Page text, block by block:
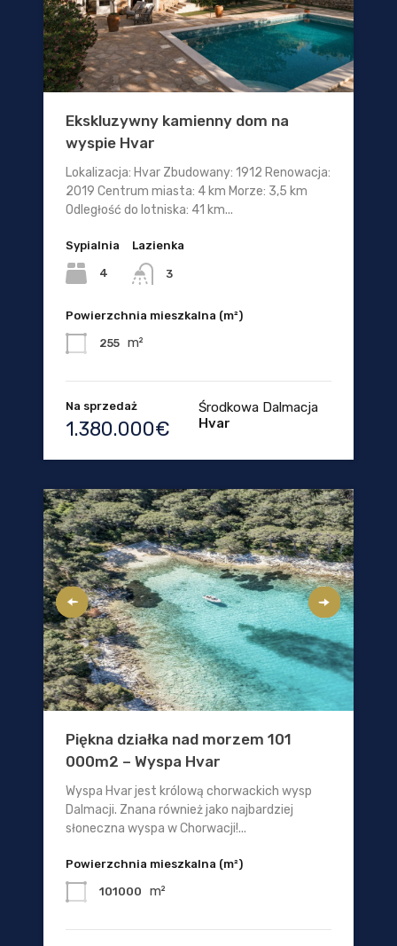
Ekskluzywny kamienny dom na
wyspie Hvar
Lokalizacja: Hvar Zbudowany: 1912 Renowacja:
2019 Centrum miasta: 4 km Morze: 3,5 km
Odległość do lotniska: 41 km...
Sypialnia
4
Lazienka
3
Powierzchnia mieszkalna (m²)
255 m²
Na sprzedaż
1.380.000€
Środkowa Dalmacja
Hvar
Piękna działka nad morzem 101
000m2 – Wyspa Hvar
Wyspa Hvar jest królową chorwackich wysp
Dalmacji. Znana również jako najbardziej
słoneczna wyspa w Chorwacji!...
Powierzchnia mieszkalna (m²)
101000 m²